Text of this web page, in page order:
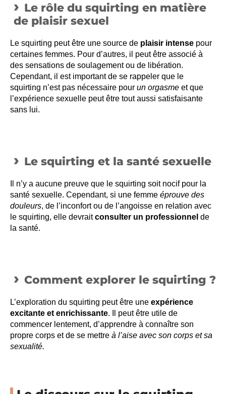
Le rôle du squirting en matière
de plaisir sexuel
Le squirting peut être une source de plaisir intense pour
certaines femmes. Pour d’autres, il peut être associé à
des sensations de soulagement ou de libération.
Cependant, il est important de se rappeler que le
squirting n’est pas nécessaire pour un orgasme et que
l’expérience sexuelle peut être tout aussi satisfaisante
sans lui.
Le squirting et la santé sexuelle
Il n’y a aucune preuve que le squirting soit nocif pour la
santé sexuelle. Cependant, si une femme éprouve des
douleurs, de l’inconfort ou de l’angoisse en relation avec
le squirting, elle devraitconsulter un professionnel de
la santé.
Comment explorer le squirting ?
L’exploration du squirting peut être une expérience
excitante et enrichissante. Il peut être utile de
commencer lentement, d’apprendre à connaître son
propre corps et de se mettre à l’aise avec son corps et sa
sexualité.